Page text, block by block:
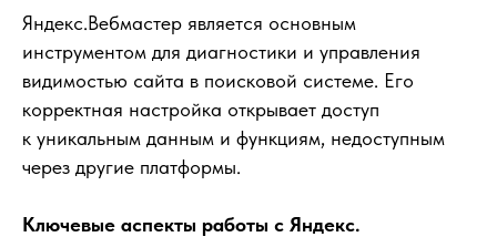
Яндекс.Вебмастер является основным
инструментом для диагностики и управления
видимостью сайта в поисковой системе. Его
корректная настройка открывает доступ
к уникальным данным и функциям, недоступным
через другие платформы.
Ключевые аспекты работы с Яндекс.